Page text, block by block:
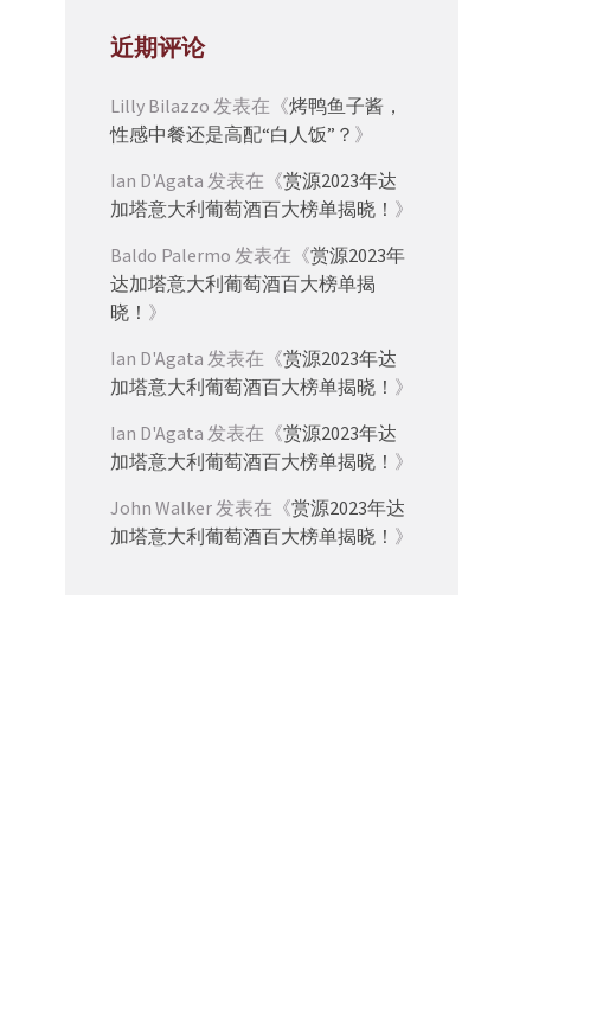
近期评论
Lilly Bilazzo 发表在《烤鸭鱼子酱，
性感中餐还是高配“白人饭”？ 》
Ian D'Agata 发表在《赏源2023年达
加塔意大利葡萄酒百大榜单揭晓！ 》
Baldo Palermo 发表在《赏源2023年
达加塔意大利葡萄酒百大榜单揭
晓！ 》
Ian D'Agata 发表在《赏源2023年达
加塔意大利葡萄酒百大榜单揭晓！ 》
Ian D'Agata 发表在《赏源2023年达
加塔意大利葡萄酒百大榜单揭晓！ 》
John Walker发表在《赏源2023年达
加塔意大利葡萄酒百大榜单揭晓！ 》